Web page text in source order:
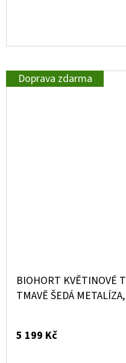
Doprava zdarma
BIOHORT KVĚTINOVÉ
TMAVĚ ŠEDÁ
5 199 Kč